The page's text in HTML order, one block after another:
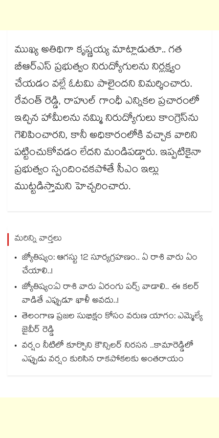
ముఖ్య అతిథిగా కృష్ణయ్య మాట్లాడుతూ.. గత
బీఆర్ఎస్ ప్రభుత్వం నిరుద్యోగులను నిర్లక్ష్యం
చేయడం వల్లే ఓటమి పాలైందని విమర్శించారు.
రేవంత్ రెడ్డి, రాహుల్ గాంధీ ఎన్నికల ప్రచారంలో
ఇచ్చిన హామీలను నమ్మి నిరుద్యోగులు కాంగ్రెస్​ను
గెలిపించారని, కానీ అధికారంలోకి వచ్చాక వారిని
పట్టించుకోవడం లేదని మండిపడ్డారు. ఇప్పటికైనా
ప్రభుత్వం స్పందించకపోతే సీఎం ఇల్లు
ముట్టడిస్తామని హెచ్చరించారు.
మరిన్ని వార్తలు
జ్యోతిష్యం: ఆగస్టు 12 సూర్యగ్రహణం.. ఏ రాశి వారు ఏం
చేయాలి..!
జ్యోతిష్యం:ఏ రాశి వారు ఏరంగు పర్స్ వాడాలి.. ఈ కలర్
వాడితే ఎప్పుడూ ఖాళీ అవదు..!
తెలంగాణ ప్రజల సుభిక్షం కోసం వరుణ యాగం: ఎమ్మెల్యే
జైవీర్ రెడ్డి
వర్షం నీటిలో కూర్చొని కౌన్సిలర్ నిరసన ..కామారెడ్డిలో
ఎప్పుడు వర్షం కురిసిన రాకపోకలకు అంతరాయం